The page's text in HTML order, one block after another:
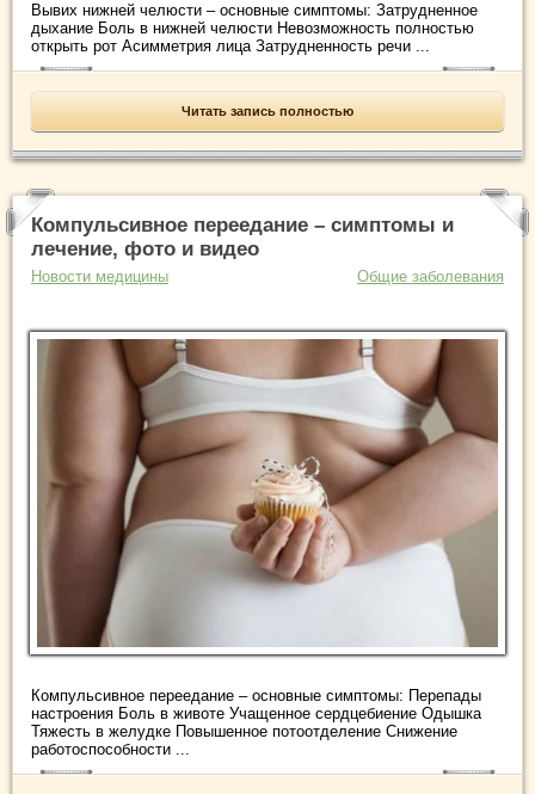
Вывих нижней челюсти – основные симптомы: Затрудненное
дыхание Боль в нижней челюсти Невозможность полностью
открыть рот Асимметрия лица Затрудненность речи ...
Читать запись полностью
Компульсивное переедание – симптомы и
лечение, фото и видео
Новости медицины Общие заболевания
Компульсивное переедание – основные симптомы: Перепады
настроения Боль в животе Учащенное сердцебиение Одышка
Тяжесть в желудке Повышенное потоотделение Снижение
работоспособности ...